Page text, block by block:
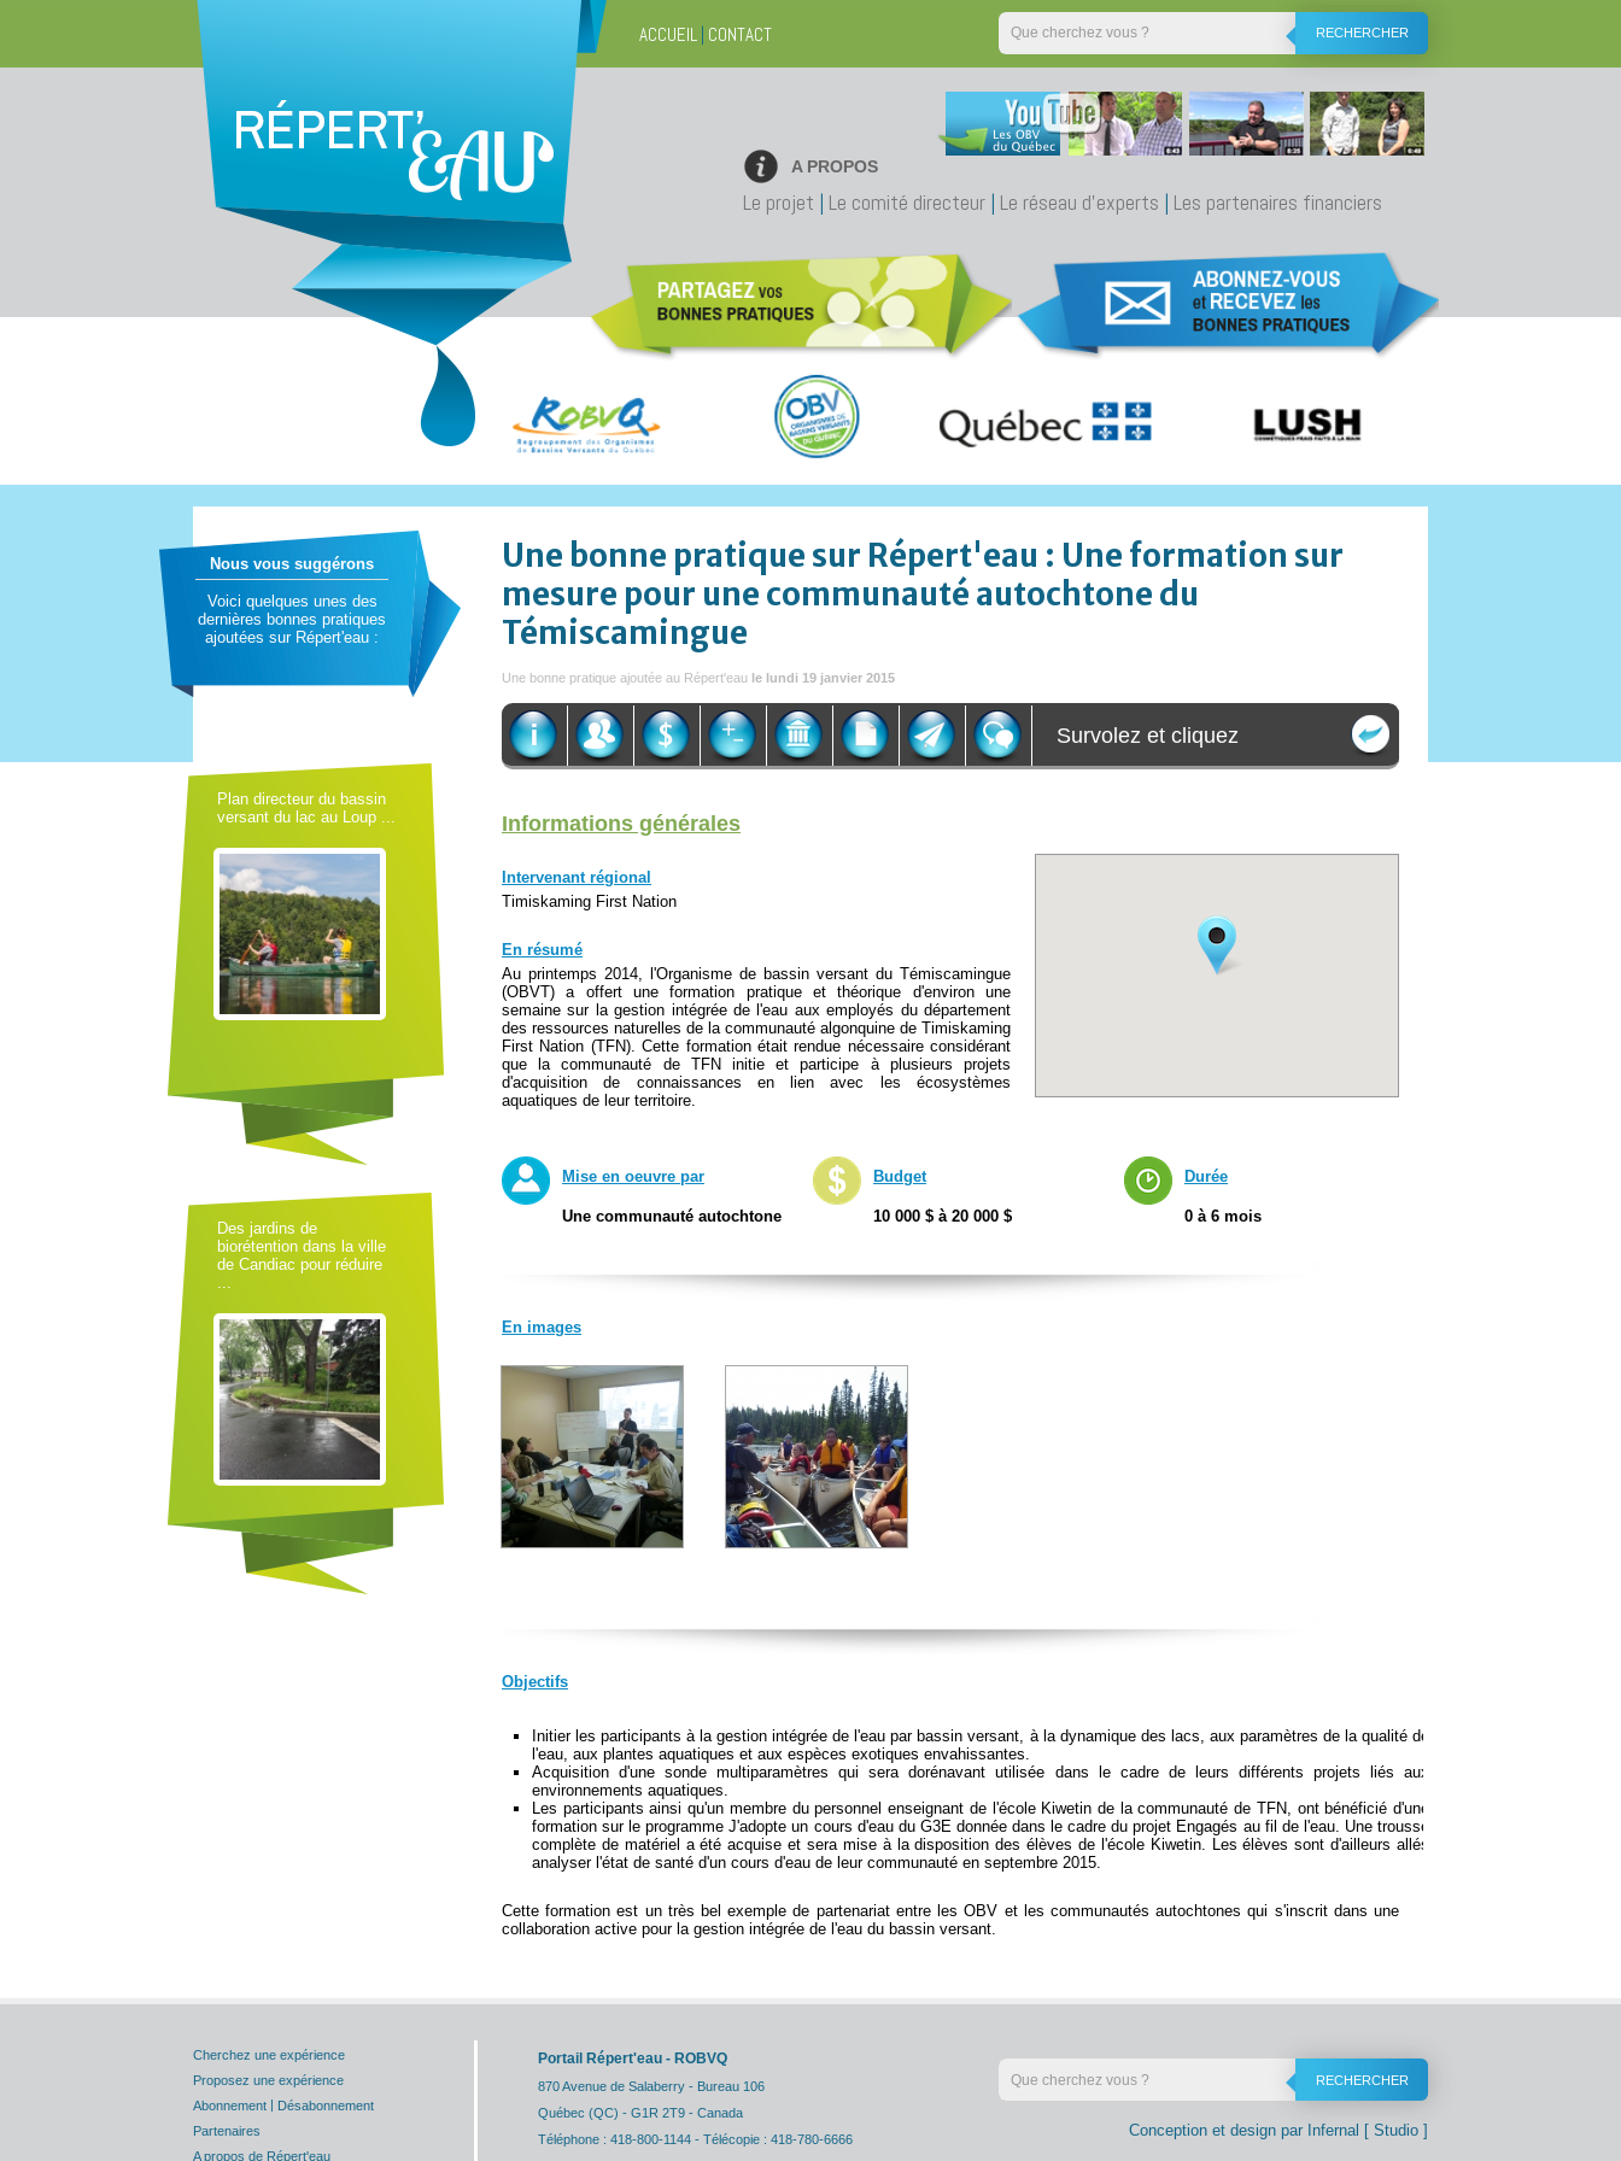
ACCUEIL | CONTACT RECHERCHER
A PROPOS
Le projet | Le comité directeur | Le réseau d'experts | Les partenaires financiers
Nous vous suggérons
Voici quelques unes des
dernières bonnes pratiques
ajoutées sur Répert'eau :
Plan directeur du bassin
versant du lac au Loup ...
Des jardins de
biorétention dans la ville
de Candiac pour réduire
...
Une bonne pratique sur Répert'eau : Une formation sur
mesure pour une communauté autochtone du
Témiscamingue
Une bonne pratique ajoutée au Répert'eau le lundi 19 janvier 2015
Survolez et cliquez
Informations générales
Intervenant régional
Timiskaming First Nation
En résumé
Au printemps 2014, l'Organisme de bassin versant du Témiscamingue
(OBVT) a offert une formation pratique et théorique d'environ une
semaine sur la gestion intégrée de l'eau aux employés du département
des ressources naturelles de la communauté algonquine de Timiskaming
First Nation (TFN). Cette formation était rendue nécessaire considérant
que la communauté de TFN initie et participe à plusieurs projets
d'acquisition de connaissances en lien avec les écosystèmes
aquatiques de leur territoire.
Mise en oeuvre par
Une communauté autochtone
Budget
10 000 $ à 20 000 $
Durée
0 à 6 mois
En images
Objectifs
Initier les participants à la gestion intégrée de l'eau par bassin versant, à la dynamique des lacs, aux paramètres de la qualité de
l'eau, aux plantes aquatiques et aux espèces exotiques envahissantes.
Acquisition d'une sonde multiparamètres qui sera dorénavant utilisée dans le cadre de leurs différents projets liés aux
environnements aquatiques.
Les participants ainsi qu'un membre du personnel enseignant de l'école Kiwetin de la communauté de TFN, ont bénéficié d'une
formation sur le programme J'adopte un cours d'eau du G3E donnée dans le cadre du projet Engagés au fil de l'eau. Une trousse
complète de matériel a été acquise et sera mise à la disposition des élèves de l'école Kiwetin. Les élèves sont d'ailleurs allés
analyser l'état de santé d'un cours d'eau de leur communauté en septembre 2015.
Cette formation est un très bel exemple de partenariat entre les OBV et les communautés autochtones qui s'inscrit dans une
collaboration active pour la gestion intégrée de l'eau du bassin versant.
Cherchez une expérience
Proposez une expérience
Abonnement | Désabonnement
Partenaires
A propos de Répert'eau
Portail Répert'eau - ROBVQ
870 Avenue de Salaberry - Bureau 106
Québec (QC) - G1R 2T9 - Canada
Téléphone : 418-800-1144 - Télécopie : 418-780-6666
RECHERCHER
Conception et design par Infernal [ Studio ]